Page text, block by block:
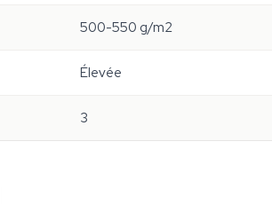
500-550 g/m2
Élevée
3